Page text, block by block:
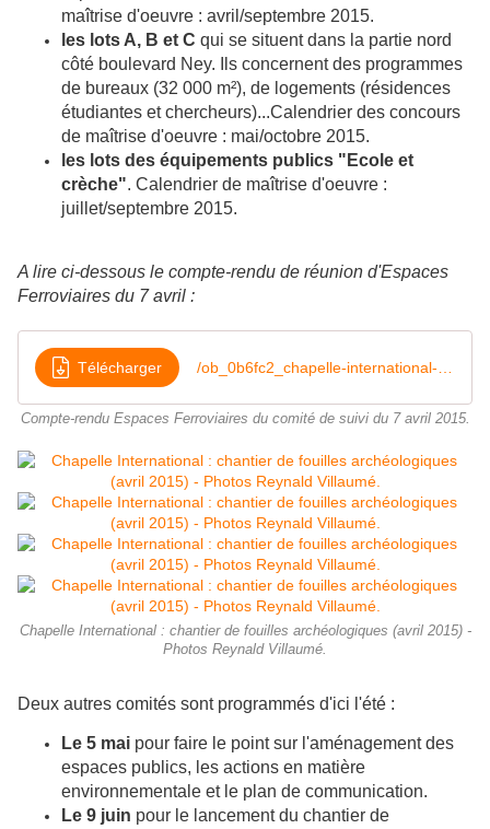
maîtrise d'oeuvre : avril/septembre 2015.
les lots A, B et C qui se situent dans la partie nord
côté boulevard Ney. Ils concernent des programmes
de bureaux (32 000 m²), de logements (résidences
étudiantes et chercheurs)...Calendrier des concours
de maîtrise d'oeuvre : mai/octobre 2015.
les lots des équipements publics "Ecole et
crèche". Calendrier de maîtrise d'oeuvre :
juillet/septembre 2015.
A lire ci-dessous le compte-rendu de réunion d'Espaces
Ferroviaires du 7 avril :
Télécharger
Compte-rendu Espaces Ferroviaires du comité de suivi du 7 avril 2015.
Chapelle International : chantier de fouilles archéologiques (avril 2015) -
Photos Reynald Villaumé.
Deux autres comités sont programmés d'ici l'été :
Le 5 mai pour faire le point sur l'aménagement des
espaces publics, les actions en matière
environnementale et le plan de communication.
Le 9 juin pour le lancement du chantier de